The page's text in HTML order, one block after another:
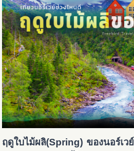
ฤดูใบไม้ผลิ(Spring) ของนอร์เวย์